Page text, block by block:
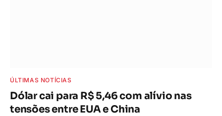
ÚLTIMAS NOTÍCIAS
Dólar cai para R$ 5,46 com alívio nas
tensões entre EUA e China